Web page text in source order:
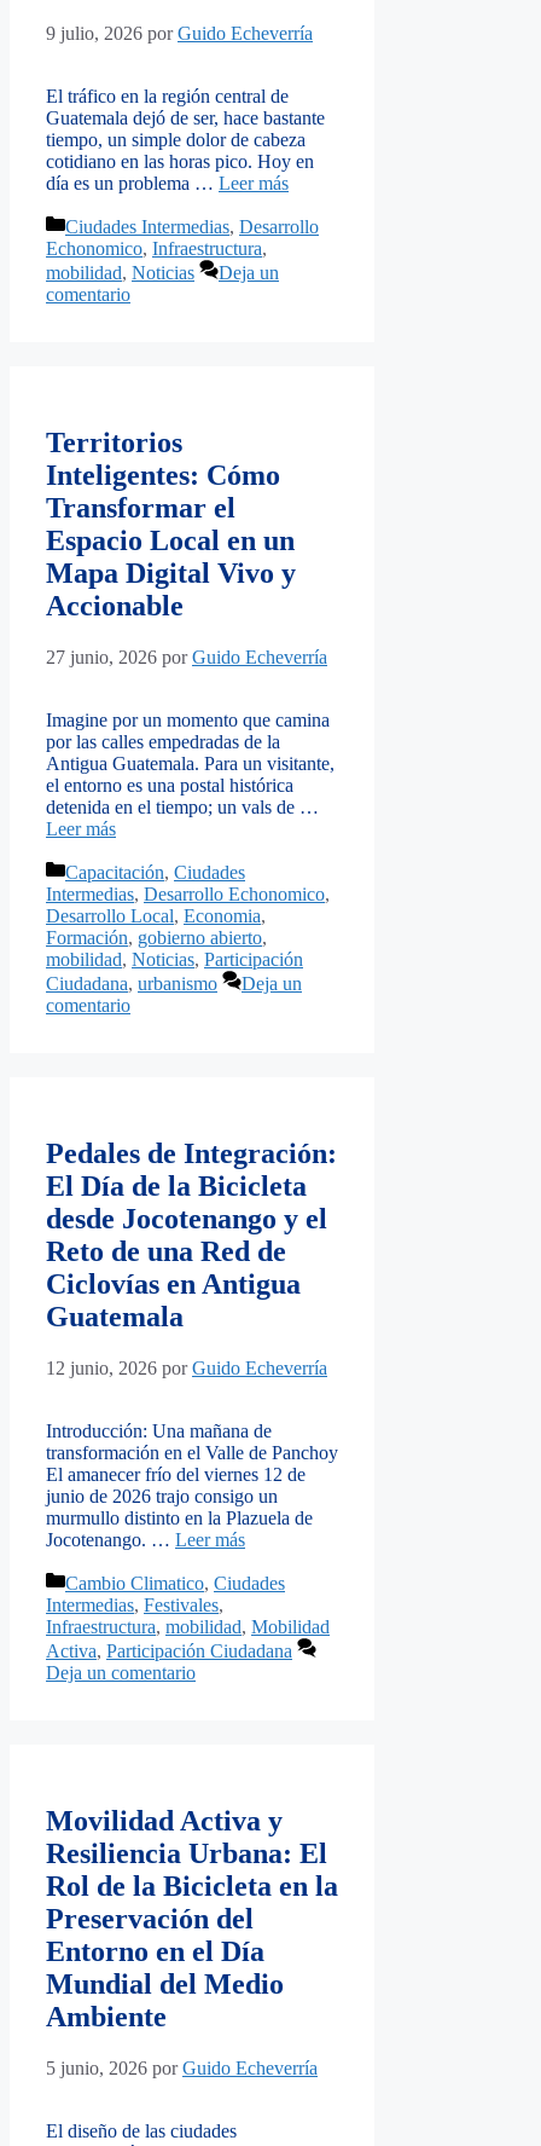
9 julio, 2026 porGuido Echeverría
El tráfico en la región central de
Guatemala dejó de ser, hace bastante
tiempo, un simple dolor de cabeza
cotidiano en las horas pico. Hoy en
día es un problema … Leer más
Categorías
Ciudades Intermedias, Desarrollo
Echonomico, Infraestructura,
mobilidad, Noticias
Deja un
comentario
Territorios
Inteligentes: Cómo
Transformar el
Espacio Local en un
Mapa Digital Vivo y
Accionable
27 junio, 2026 porGuido Echeverría
Imagine por un momento que camina
por las calles empedradas de la
Antigua Guatemala. Para un visitante,
el entorno es una postal histórica
detenida en el tiempo; un vals de …
Leer más
Categorías
Capacitación, Ciudades
Intermedias, Desarrollo Echonomico,
Desarrollo Local, Economia,
Formación, gobierno abierto,
mobilidad, Noticias, Participación
Ciudadana, urbanismo
Deja un
comentario
Pedales de Integración:
El Día de la Bicicleta
desde Jocotenango y el
Reto de una Red de
Ciclovías en Antigua
Guatemala
12 junio, 2026 porGuido Echeverría
Introducción: Una mañana de
transformación en el Valle de Panchoy
El amanecer frío del viernes 12 de
junio de 2026 trajo consigo un
murmullo distinto en la Plazuela de
Jocotenango. … Leer más
Categorías
Cambio Climatico, Ciudades
Intermedias, Festivales,
Infraestructura, mobilidad, Mobilidad
Activa, Participación Ciudadana
Deja un comentario
Movilidad Activa y
Resiliencia Urbana: El
Rol de la Bicicleta en la
Preservación del
Entorno en el Día
Mundial del Medio
Ambiente
5 junio, 2026 porGuido Echeverría
El diseño de las ciudades